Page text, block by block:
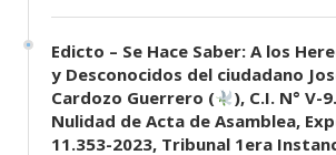
Edicto – Se Hace Saber: A los
y Desconocidos del ciudadano
Cardozo Guerrero (
), C.I. N° V-
Nulidad de Acta de Asamblea,
11.353-2023, Tribunal 1era